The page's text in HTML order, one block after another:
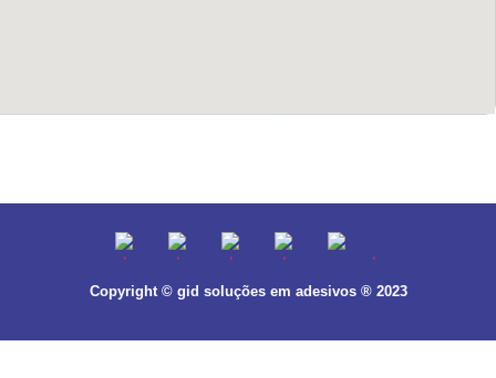
Copyright © gid soluções em adesivos ® 2023